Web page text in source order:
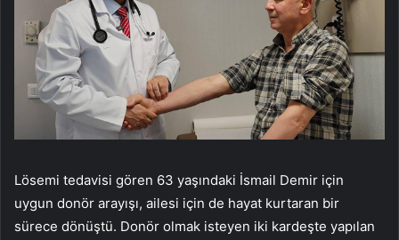
Lösemi tedavisi gören 63 yaşındaki İsmail Demir için
uygun donör arayışı, ailesi için de hayat kurtaran bir
sürece dönüştü. Donör olmak isteyen iki kardeşte yapılan